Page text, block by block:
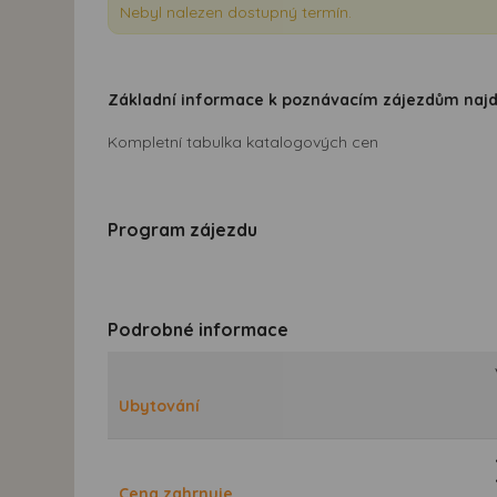
Nebyl nalezen dostupný termín.
Základní informace k poznávacím zájezdům
Kompletní tabulka katalogových cen
Program zájezdu
Podrobné informace
Ubytování